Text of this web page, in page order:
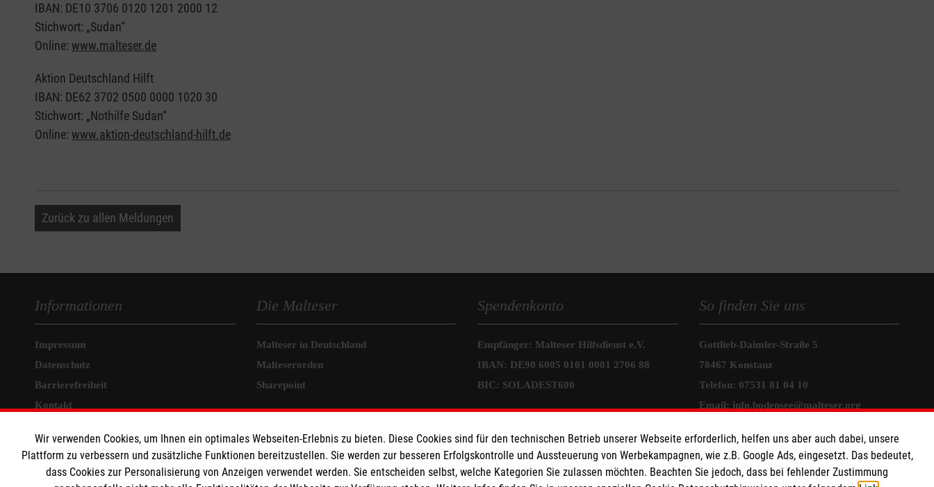
IBAN: DE10 3706 0120 1201 2000 12
Stichwort: „Sudan“
Online: www.malteser.de
Aktion Deutschland Hilft
IBAN: DE62 3702 0500 0000 1020 30
Stichwort: „Nothilfe Sudan“
Online: www.aktion-deutschland-hilft.de
Zurück zu allen Meldungen
Informationen
Impressum
Datenschutz
Barrierefreiheit
Kontakt
Die Malteser
Malteser in Deutschland
Malteserorden
Sharepoint
Spendenkonto
Empfänger: Malteser Hilfsdienst e.V.
IBAN: DE90 6005 0101 0001 2706 88
BIC: SOLADEST600
So finden Sie uns
Gottlieb-Daimler-Straße 5
78467 Konstanz
Telefon: 07531 81 04 10
Email: info.bodensee@malteser.org
Friedrichstraße 23
78464 Konstanz
Telefon: 07531 8104 0
Wir verwenden Cookies, um Ihnen ein optimales Webseiten-Erlebnis zu bieten. Diese Cookies sind für den technischen Betrieb unserer Webseite erforderlich, helfen uns aber auch dabei, unsere
Plattform zu verbessern und zusätzliche Funktionen bereitzustellen. Sie werden zur besseren Erfolgskontrolle und Aussteuerung von Werbekampagnen, wie z.B. Google Ads, eingesetzt. Das bedeutet,
dass Cookies zur Personalisierung von Anzeigen verwendet werden. Sie entscheiden selbst, welche Kategorien Sie zulassen möchten. Beachten Sie jedoch, dass bei fehlender Zustimmung